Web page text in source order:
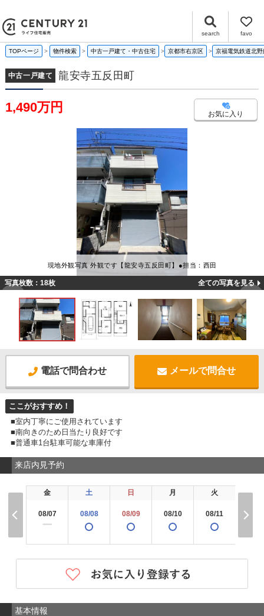
search favo
TOPページ 物件検索 中古一戸建て・中古住宅 京都市右京区 京福電気鉄道北野
中古一戸建て 龍安寺五反田町
1,490万円 お気に入り
現地外観写真 外観です【龍安寺五反田町】●担当：西田
写真枚数：18枚 全ての写真を見る
電話で問合わせ メールで問合せ
ここがおすすめ！
■室内丁寧にご使用されています
■南向きのため日当たり良好です
■普通車1台駐車可能な車庫付
来店内見予約
金
08/07
ー
土
08/08
日
08/09
月
08/10
火
08/11 08/
基本情報